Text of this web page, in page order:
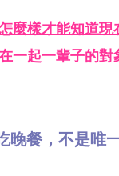
麼樣才能知道現
一起一輩子的對
晚餐，不是唯